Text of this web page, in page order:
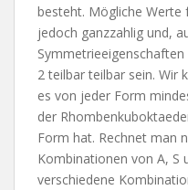
besteht. Mögliche Werte
jedoch ganzzahlig und,
2 teilbar teilbar sein. Wir
es von jeder Form
der
Form hat. Rechnet man
Kombinationen von A, S
verschiedene